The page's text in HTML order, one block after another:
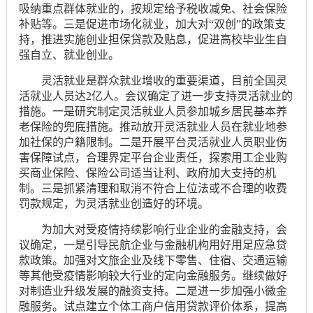
吸纳重点群体就业的，按规定给予税收减免、社会保险
补贴等。三是促进市场化就业，加大对“双创”的政策支
持，推进实施创业担保贷款及贴息，促进高校毕业生自
强自立、就业创业。
灵活就业是群众就业增收的重要渠道，目前全国灵
活就业人员达2亿人。会议确定了进一步支持灵活就业的
措施。一是研究制定灵活就业人员参加城乡居民基本养
老保险的兜底措施。推动放开灵活就业人员在就业地参
加社保的户籍限制。二是开展平台灵活就业人员职业伤
害保障试点，合理界定平台企业责任，探索用工企业购
买商业保险、保险公司适当让利、政府加大支持的机
制。三是抓紧清理和取消不符合上位法或不合理的收费
罚款规定，为灵活就业创造好的环境。
为加大对受疫情持续影响行业企业的金融支持，会
议确定，一是引导民航企业与金融机构用好用足应急贷
款政策。加强对文旅企业及线下零售、住宿、交通运输
等其他受疫情影响较大行业的定向金融服务。继续做好
对制造业升级发展的融资支持。二是进一步加强小微金
融服务。试点建立个体工商户信用贷款评价体系，提高